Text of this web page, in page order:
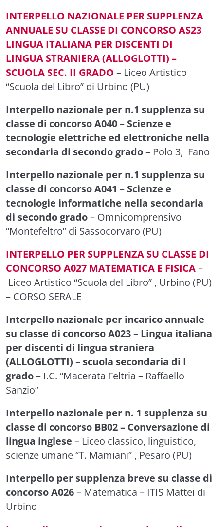
INTERPELLO NAZIONALE PER SUPPLENZA
ANNUALE SU CLASSE DI CONCORSO AS23
LINGUA ITALIANA PER DISCENTI DI
LINGUA STRANIERA (ALLOGLOTTI) –
SCUOLA SEC. II GRADO – Liceo Artistico
“Scuola del Libro” di Urbino (PU)
Interpello nazionale per n.1 supplenza su
classe di concorso A040 – Scienze e
tecnologie elettriche ed elettroniche nella
secondaria di secondo grado– Polo 3, Fano
Interpello nazionale per n.1 supplenza su
classe di concorso A041 – Scienze e
tecnologie informatiche nella secondaria
di secondo grado– Omnicomprensivo
“Montefeltro” di Sassocorvaro (PU)
INTERPELLO PER SUPPLENZA SU CLASSE DI
CONCORSO A027 MATEMATICA E FISICA–
Liceo Artistico “Scuola del Libro” , Urbino (PU)
– CORSO SERALE
Interpello nazionale per incarico annuale
su classe di concorso A023 – Lingua italiana
per discenti di lingua straniera
(ALLOGLOTTI) – scuola secondaria di I
grado– I.C. “Macerata Feltria – Raffaello
Sanzio”
Interpello nazionale per n. 1 supplenza su
classe di concorso BB02 – Conversazione di
lingua inglese – Liceo classico, linguistico,
scienze umane “T. Mamiani” , Pesaro (PU)
Interpello per supplenza breve su classe di
concorso A026– Matematica – ITIS Mattei di
Urbino